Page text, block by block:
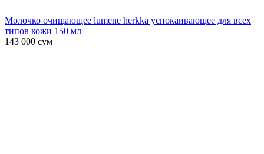
Молочко очищающее lumene herkka успокаивающее для всех
типов кожи 150 мл
143 000 сум